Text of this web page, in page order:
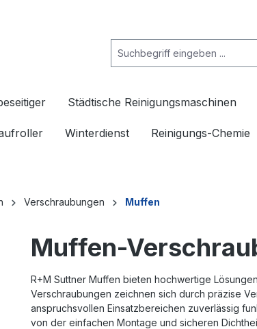
Städtische Reinigungsmaschinen
Winterdienst Reinigungs-Chemie
Verschraubungen Muffen
Muffen-
R+M Suttner Muffen bieten hochwertige
Verschraubungen zeichnen sich durch präzise
anspruchsvollen Einsatzbereichen zuverlässig
von der einfachen Montage und sicheren